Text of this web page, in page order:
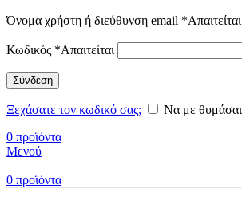
Όνομα χρήστη ή διεύθυνση email *Απαιτείται
Κωδικός *Απαιτείται
Σύνδεση
Ξεχάσατε τον κωδικό σας;
Να με θυμάσαι
0 προϊόντα
Μενού
0 προϊόντα